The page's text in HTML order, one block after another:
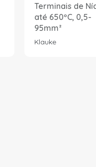
Terminais de
até 650ºC, 0,5-
95mm²
Klauke